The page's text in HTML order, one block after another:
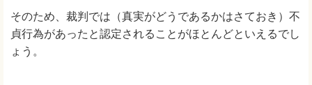
そのため、裁判では（真実がどうであるかはさておき）不
貞行為があったと認定されることがほとんどといえるでし
ょう。